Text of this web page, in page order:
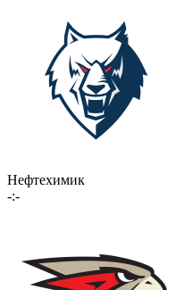
Нефтехимик
-:-